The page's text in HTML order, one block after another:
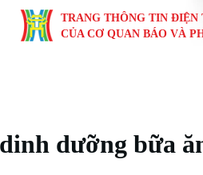
TRANG THÔNG TIN ĐIỆN
CỦA CƠ QUAN BÁO VÀ
sự Cafe sángĐầu tư Tàu
dưỡng bữa